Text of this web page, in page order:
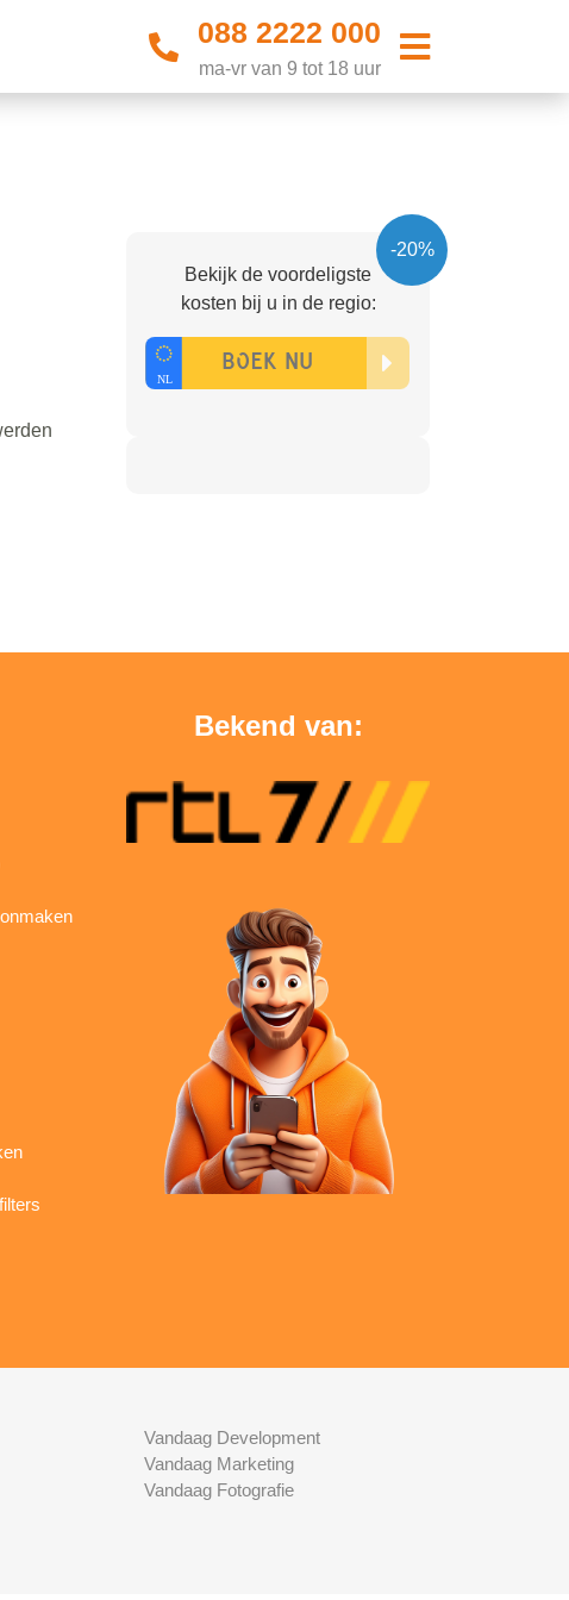
088 2222 000
ma-vr van 9 tot 18 uur
-20%
Bekijk de voordeligste
kosten bij u in de regio:
Bekend van:
Vandaag Development
Vandaag Marketing
Vandaag Fotografie